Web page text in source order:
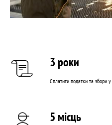
3 роки
Сплатити податки та збори
5 місць